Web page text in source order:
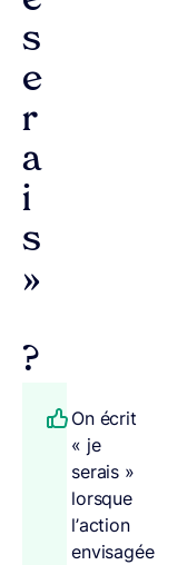
s
e
r
a
i
s
»
?
On écrit
« je
serais »
lorsque
l’action
envisagée